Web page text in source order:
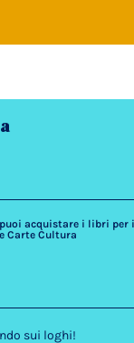
acquistare i libri per
Carte Cultura
sui loghi!